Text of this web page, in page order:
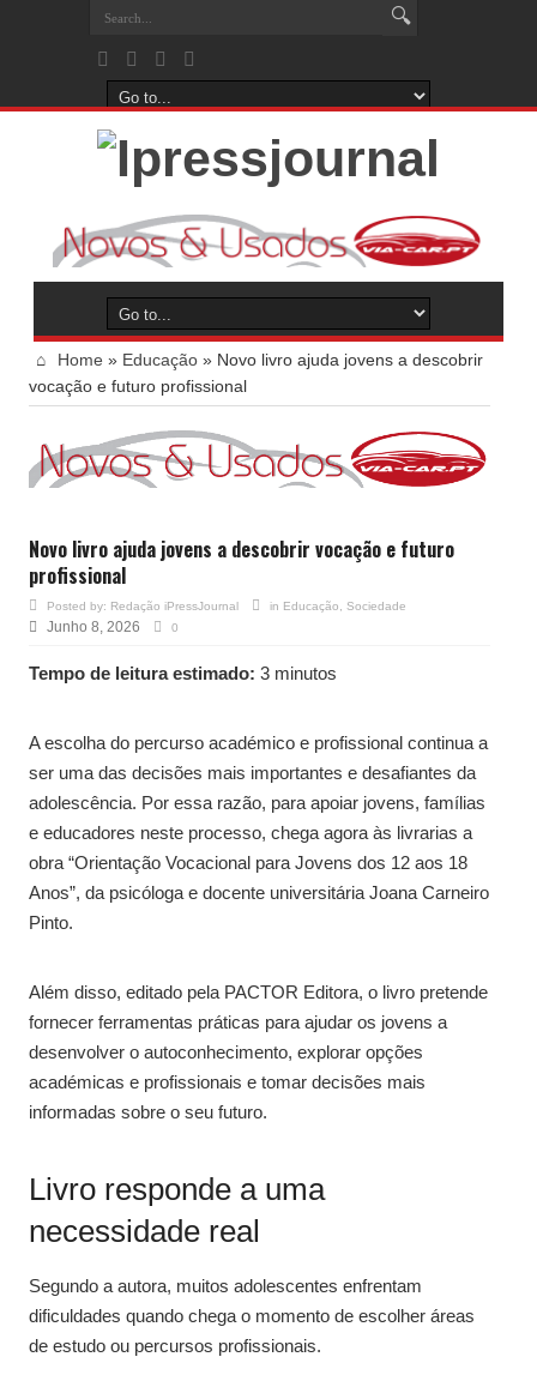
Home » Educação » Novo livro ajuda jovens a descobrir
vocação e futuro profissional
Novo livro ajuda jovens a descobrir vocação e futuro
profissional
Posted by: Redação iPressJournal in Educação Sociedade
Junho 8, 2026 0
Tempo de leitura estimado: 3 minutos
A escolha do percurso académico e profissional continua a
ser uma das decisões mais importantes e desafiantes da
adolescência. Por essa razão, para apoiar jovens, famílias
e educadores neste processo, chega agora às livrarias a
obra “Orientação Vocacional para Jovens dos 12 aos 18
Anos”, da psicóloga e docente universitária Joana Carneiro
Pinto.
Além disso, editado pela PACTOR Editora, o livro pretende
fornecer ferramentas práticas para ajudar os jovens a
desenvolver o autoconhecimento, explorar opções
académicas e profissionais e tomar decisões mais
informadas sobre o seu futuro.
Livro responde a uma
necessidade real
Segundo a autora, muitos adolescentes enfrentam
dificuldades quando chega o momento de escolher áreas
de estudo ou percursos profissionais.